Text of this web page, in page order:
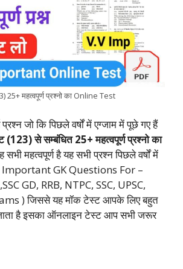
e
r
d
I
i
n
k
25+ महत्वपूर्ण प्रश्नो का Online Test
जो कि पिछले वर्षों में एग्जाम में पूछे गए हैं
(123) से सम्बंधित 25+ महत्वपूर्ण प्रश्नो का
सभी महत्वपूर्ण है यह सभी प्रश्न पिछले वर्षों में
( Important GK Questions For –
GD, RRB, NTPC, SSC, UPSC,
) जिससे यह मॉक टेस्ट आपके लिए बहुत
जाता है इसका ऑनलाइन टेस्ट आप सभी जरूर